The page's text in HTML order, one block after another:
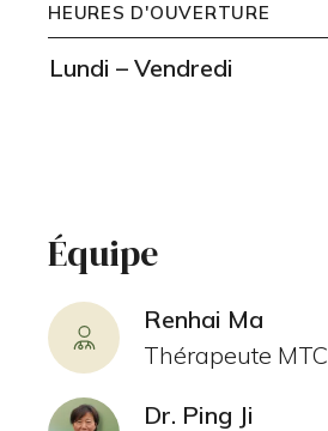
HEURES D'OUVERTURE
Lundi – Vendredi
Équipe
Renhai Ma
Thérapeute MTC
Dr. Ping Ji